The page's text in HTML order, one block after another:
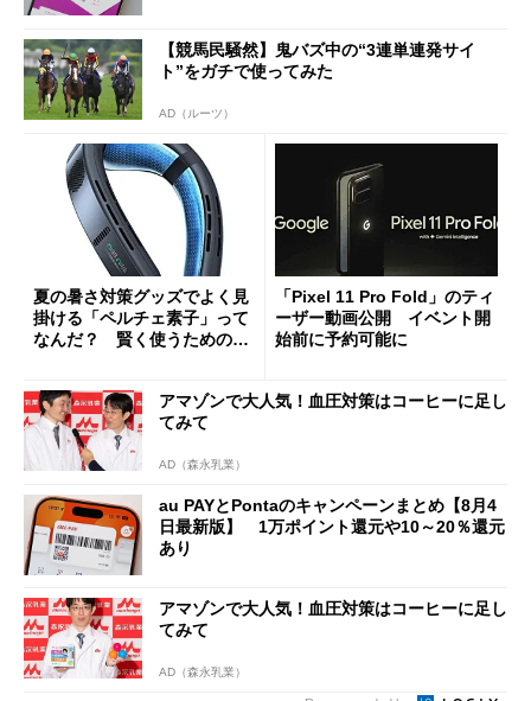
【競馬民騒然】鬼バズ中の“3連単連発サイ
ト”をガチで使ってみた
AD（ルーツ）
夏の暑さ対策グッズでよく見
掛ける「ペルチェ素子」って
なんだ？ 賢く使うための注
「Pixel 11 Pro Fold」のティ
ーザー動画公開 イベント開
始前に予約可能に
アマゾンで大人気！血圧対策はコーヒーに足し
てみて
AD（森永乳業）
au PAYとPontaのキャンペーンまとめ【8月4
日最新版】 1万ポイント還元や10～20％還元
あり
アマゾンで大人気！血圧対策はコーヒーに足し
てみて
AD（森永乳業）